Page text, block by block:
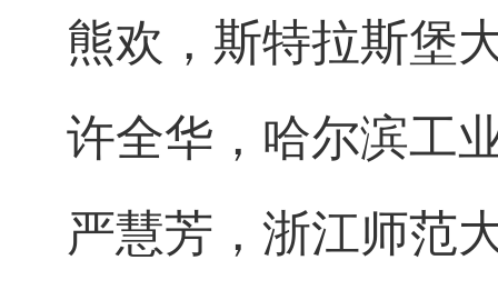
熊欢，斯特拉斯堡
许全华，哈尔滨工
严慧芳，浙江师范